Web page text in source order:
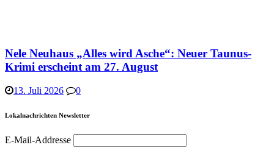
Nele Neuhaus „Alles wird Asche“: Neuer Taunus-
Krimi erscheint am 27. August
13. Juli 2026 0
Lokalnachrichten Newsletter
E-Mail-Addresse